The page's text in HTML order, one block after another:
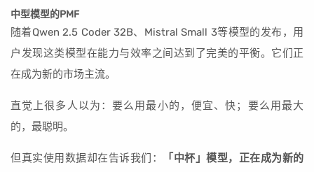
中型模型的PMF
随着Qwen 2.5 Coder 32B、Mistral Small 3等模型的发布，用
户发现这类模型在能力与效率之间达到了完美的平衡。它们正
在成为新的市场主流。
直觉上很多人以为：要么用最小的，便宜、快；要么用最大
的，最聪明。
但真实使用数据却在告诉我们：
「中杯」模型，正在成为新的